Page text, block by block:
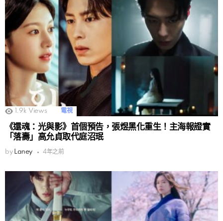
1.9k Views 電視
《還魂：光與影》首個預告，張煜黑化重生！主海報證實
「落壽」高允貞取代庭沼珉
by Laney 4年之前